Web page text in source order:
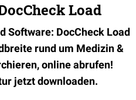
Load
Software: DocCheck Load
rund um Medizin &
online abrufen!
jetzt downloaden.